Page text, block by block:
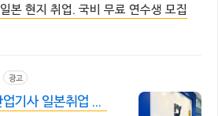
본 현지 취업. 국비 무료 연수생 모집
광고
기사 일본취업 국